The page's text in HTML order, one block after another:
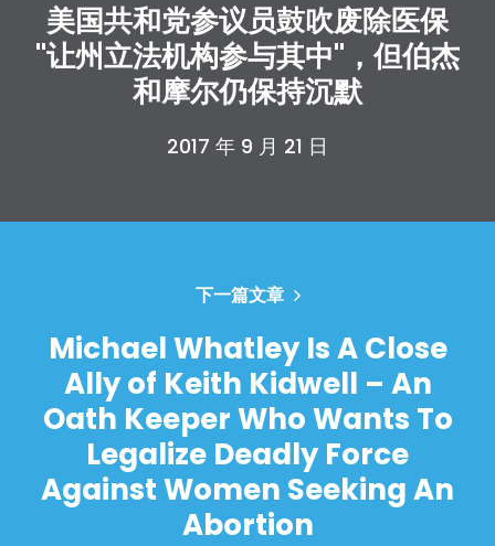
美国共和党参议员鼓吹废除医保
"让州立法机构参与其中"，但伯杰
和摩尔仍保持沉默
2017 年 9 月 21 日
下一篇文章
Michael Whatley Is A Close
Ally of Keith Kidwell – An
Oath Keeper Who Wants To
Legalize Deadly Force
Against Women Seeking An
Abortion